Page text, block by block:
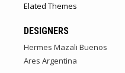
Elated Themes
DESIGNERS
Hermes Mazali Buenos
Ares Argentina